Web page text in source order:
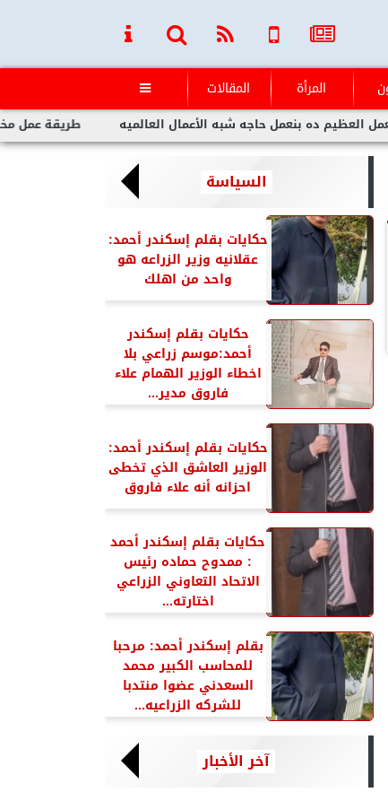
المرأة المقالات 
طريقة عمل مخلل الجزر بنعمل حاجه شبه الأعمال العالميه
السياسة
حكايات بقلم إسكندر أحمد:
عقلانيه وزير الزراعه هو
واحد من اهلك
حكايات بقلم إسكندر
أحمد:موسم زراعي بلا
اخطاء الوزير الهمام علاء
فاروق مدير...
حكايات بقلم إسكندر أحمد:
الوزير العاشق الذي تخطى
احزانه أنه علاء فاروق
حكايات بقلم إسكندر أحمد
: ممدوح حماده رئيس
الاتحاد التعاوني الزراعي
اختارته...
بقلم إسكندر أحمد: مرحبا
للمحاسب الكبير محمد
السعدني عضوا منتدبا
للشركه الزراعيه...
آخر الأخبار